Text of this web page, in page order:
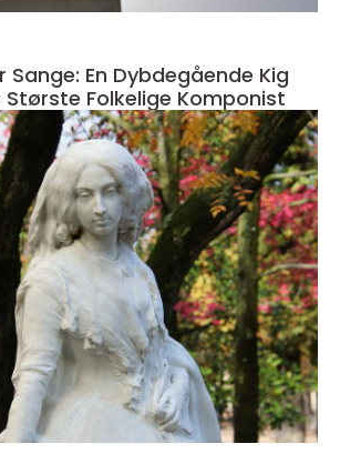
En Dybdegående Kig
Folkelige Komponist